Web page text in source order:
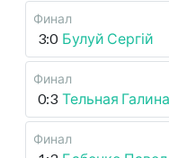
Финал
3:0 Булуй Сергій
Финал
0:3 Тельная Галина
Финал